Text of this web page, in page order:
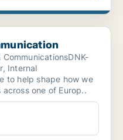
Internal
to help shape how we
one of Europ..